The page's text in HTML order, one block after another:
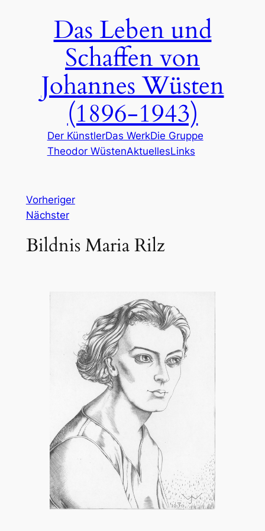
Das Leben und
Schaffen von
Johannes Wüsten
(1896-1943)
Der KünstlerDas WerkDie Gruppe
Theodor WüstenAktuellesLinks
Vorheriger
Nächster
Bildnis Maria Rilz